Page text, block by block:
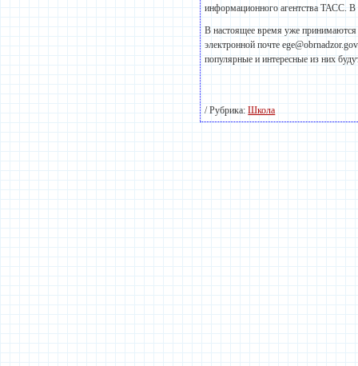
информационного агентства ТАСС.
В настоящее время уже принимаются
электронной почте
популярные и интересные из них
/ Рубрика:Школа